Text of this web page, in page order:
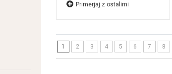
Primerjaj z ostalimi
1 2 3 4 5 6 7 8